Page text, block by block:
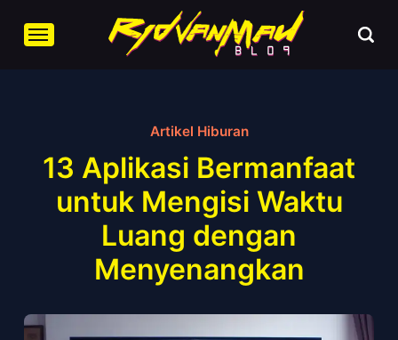
Artikel Hiburan
13 Aplikasi Bermanfaat
untuk Mengisi Waktu
Luang dengan
Menyenangkan